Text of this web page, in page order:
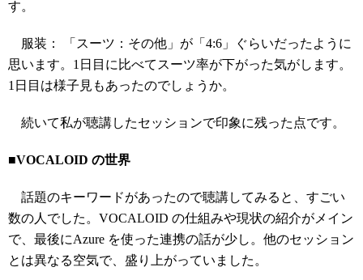
す。
服装： 「スーツ：その他」が「4:6」ぐらいだったように
思います。1日目に比べてスーツ率が下がった気がします。
1日目は様子見もあったのでしょうか。
続いて私が聴講したセッションで印象に残った点です。
■VOCALOID の世界
話題のキーワードがあったので聴講してみると、すごい
数の人でした。VOCALOID の仕組みや現状の紹介がメイン
で、最後にAzure を使った連携の話が少し。他のセッション
とは異なる空気で、盛り上がっていました。